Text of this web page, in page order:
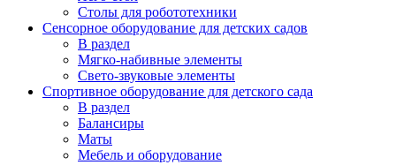
Столы для робототехники
Сенсорное оборудование для детских садов
В раздел
Мягко-набивные элементы
Свето-звуковые элементы
Спортивное оборудование для детского сада
В раздел
Балансиры
Маты
Мебель и оборудование